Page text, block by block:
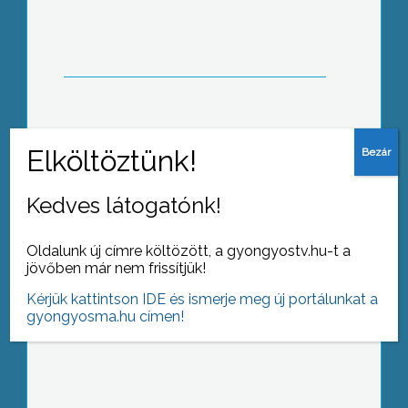
Sikeres megállapodás
eredményeképpen a gyöngyösi
kórház dolgozói januárban
Kedves látogatónk!
Oldalunk új címre költözött, a gyongyostv.hu-t a
jövőben már nem frissítjük!
Kérjük kattintson IDE és ismerje meg új portálunkat a
gyongyosma.hu címen!